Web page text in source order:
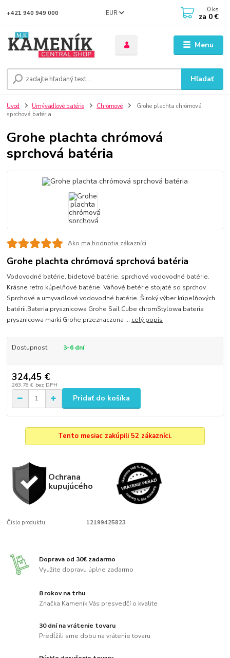
Menu
EUR
Hľadať
+421 940 949 000 0 ks
za 0 €
Úvod Umývadlové batérie Chrómové
Grohe plachta chrómová
sprchová batéria
Grohe plachta chrómová
sprchová batéria
Ako ma hodnotia zákazníci
Grohe plachta chrómová sprchová batéria
Vodovodné batérie, bidetové batérie, sprchové vodovodné batérie.
Krásne retro kúpelňové batérie. Vaňové betérie stojaté so sprchov.
Sprchové a umyvadlové vodovodné batérie. Široký výber kúpeľňových
batérii.Bateria prysznicowa Grohe Sail Cube chromStylowa bateria
prysznicowa marki Grohe przeznaczona ... celý popis
Dostupnosť 3-6 dní
324,45 €
263,78 € bez DPH
Pridať do košíka
Tento mesiac zakúpili 52 zákazníci.
Ochrana
kupujúcého
Číslo produktu: 12199425823
Doprava od 30€ zadarmo
Využite dopravu úplne zadarmo
8 rokov na trhu
Značka Kameník Vás presvedčí o kvalite
30 dní na vrátenie tovaru
Predĺžili sme dobu na vrátenie tovaru